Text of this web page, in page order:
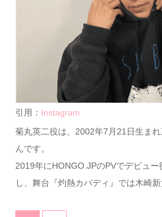
引用： Instagram
菊丸英二役は、2002年7月21日生ま
んです。
2019年にHONGO.JPのPVでデビュ
し、舞台『灼熱カバディ』では木崎